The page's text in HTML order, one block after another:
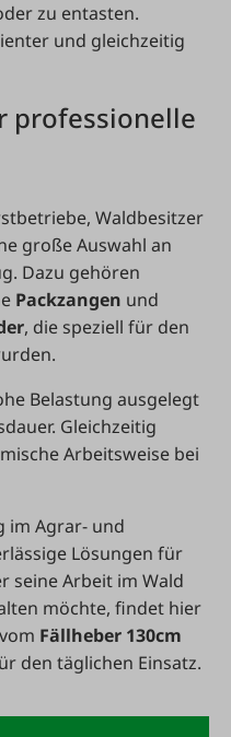
zu entasten.
und gleichzeitig
professionelle
Waldbesitzer
große Auswahl an
Dazu gehören
Packzangen und
, die speziell für den
Belastung ausgelegt
Gleichzeitig
Arbeitsweise bei
im Agrar- und
Lösungen für
seine Arbeit im Wald
möchte, findet hier
Fällheber 130cm
den täglichen Einsatz.